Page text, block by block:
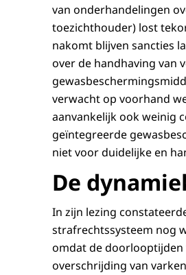
van onderhandelingen
toezichthouder) lost
nakomt blijven sancties
over de handhaving van
verwacht op voorhand
aanvankelijk ook weinig
geïntegreerde
niet voor duidelijke en
De
In zijn lezing
strafrechtssysteem nog
omdat de doorlooptijden
overschrijding van